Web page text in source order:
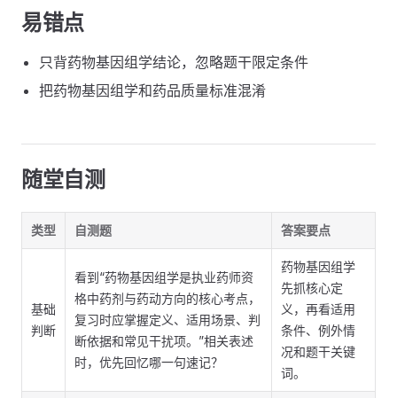
易错点
只背药物基因组学结论，忽略题干限定条件
把药物基因组学和药品质量标准混淆
随堂自测
类型 自测题 答案要点
基础
判断
看到“药物基因组学是执业药师资
格中药剂与药动方向的核心考点，
复习时应掌握定义、适用场景、判
断依据和常见干扰项。”相关表述
时，优先回忆哪一句速记？
药物基因组学
先抓核心定
义，再看适用
条件、例外情
况和题干关键
词。